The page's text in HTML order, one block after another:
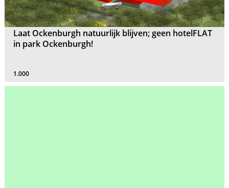
Laat Ockenburgh natuurlijk blijven; geen hotelFLAT
in park Ockenburgh!
1.000